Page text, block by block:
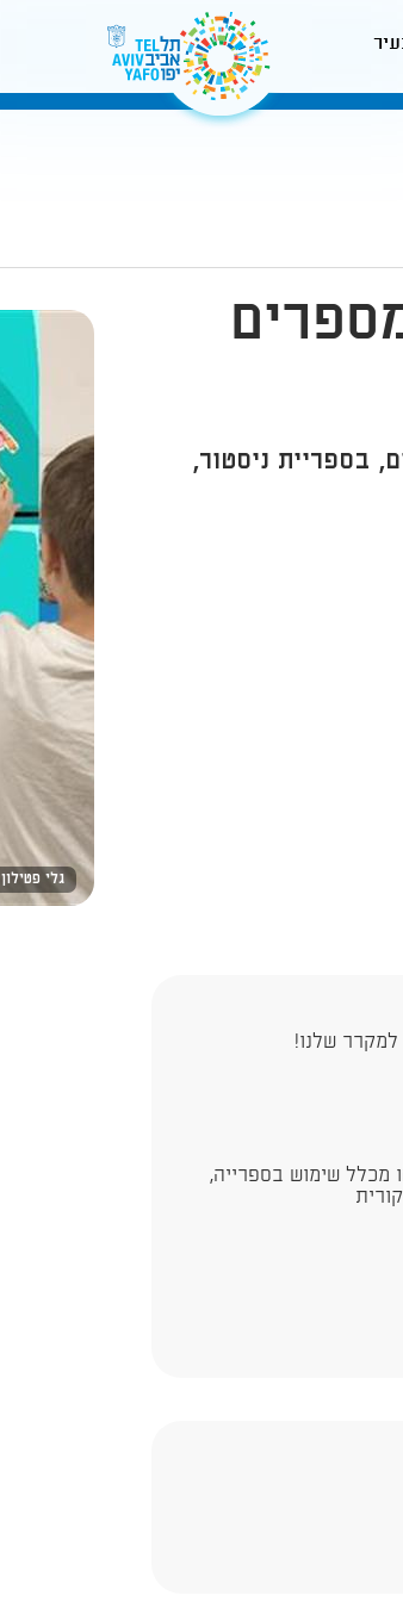
גלי פטילון
בספריית ניסטור,
למקרר שלנו!
מכלל שימוש בספרייה,